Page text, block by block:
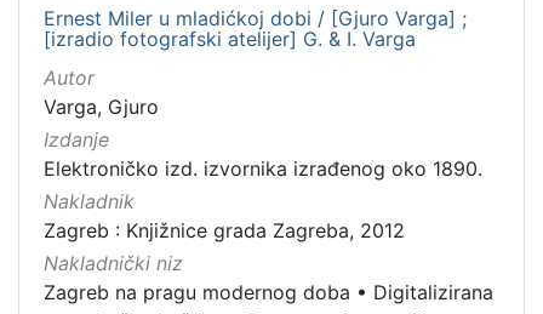
Ernest Miler u mladićkoj dobi / [Gjuro Varga] ;
[izradio fotografski atelijer] G. & I. Varga
Autor
Varga, Gjuro
Izdanje
Elektroničko izd. izvornika izrađenog oko 1890.
Nakladnik
Zagreb : Knjižnice grada Zagreba, 2012
Nakladnički niz
Zagreb na pragu modernog doba • Digitalizirana